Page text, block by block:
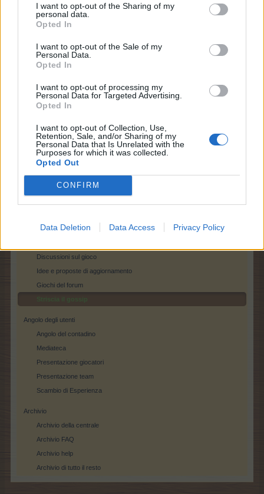
I want to opt-out of the Sharing of my
personal data.
Opted In
I want to opt-out of the Sale of my
Personal Data.
Opted In
I want to opt-out of processing my
Personal Data for Targeted Advertising.
Opted In
I want to opt-out of Collection, Use,
Retention, Sale, and/or Sharing of my
Personal Data that Is Unrelated with the
Purposes for which it was collected.
Opted Out
CONFIRM
Data Deletion Data Access Privacy Policy
Blog sviluppatori
Indice / descrizioni
FAQ gioco
FAQ tecniche
FAQ pagamenti
Domande generali
Domande tecniche
Concorsi ufficiali del forum
Discussioni sul gioco
Idee e proposte di aggiornamento
Giochi del forum
Angolo degli utenti
Angolo del contadino
Mediateca
Presentazione giocatori
Presentazione team
Scambio di Esperienza
Archivio
Archivio della centrale
Archivio FAQ
Archivio help
Archivio di tutto il resto